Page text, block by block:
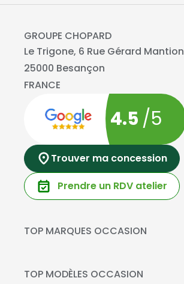
GROUPE CHOPARD
Le Trigone, 6 Rue Gérard Mantion
25000 Besançon
FRANCE
4.5 /5
Trouver ma concession
Prendre un RDV atelier
TOP MARQUES OCCASION
Mercedes-Benz
TOP MODÈLES OCCASION